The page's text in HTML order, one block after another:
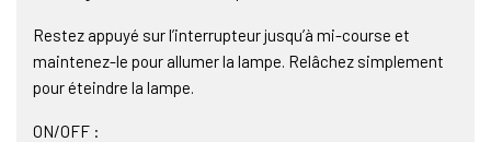
Restez appuyé sur l’interrupteur jusqu’à mi-course et
maintenez-le pour allumer la lampe. Relâchez simplement
pour éteindre la lampe.
ON/OFF :